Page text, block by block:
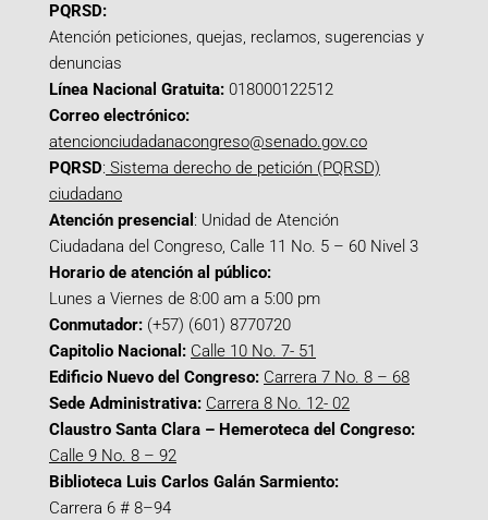
PQRSD:
Atención peticiones, quejas, reclamos, sugerencias y
denuncias
Línea Nacional Gratuita: 018000122512
Correo electrónico:
atencionciudadanacongreso@senado.gov.co
PQRSD: Sistema derecho de petición (PQRSD)
ciudadano
Atención presencial : Unidad de Atención
Ciudadana del Congreso, Calle 11 No. 5 – 60 Nivel 3
Horario de atención al público:
Lunes a Viernes de 8:00 am a 5:00 pm
Conmutador: (+57) (601) 8770720
Capitolio Nacional: Calle 10 No. 7- 51
Edificio Nuevo del Congreso: Carrera 7 No. 8 – 68
Sede Administrativa: Carrera 8 No. 12- 02
Claustro Santa Clara – Hemeroteca del Congreso:
Calle 9 No. 8 – 92
Biblioteca Luis Carlos Galán Sarmiento:
Carrera 6 # 8–94